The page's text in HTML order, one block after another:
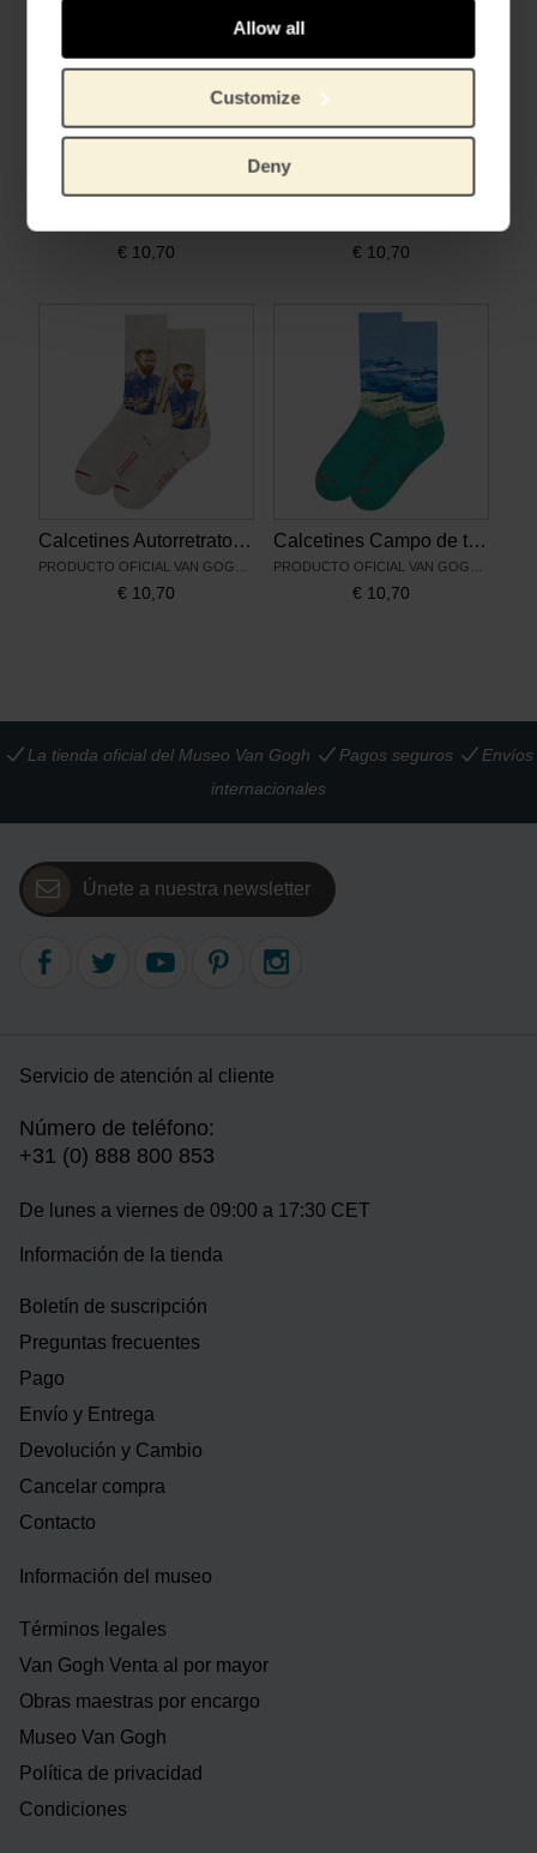
Allow all
Customize
Deny
Calcetines Los girasoles, MuseARTa x Van Gogh Museum
€ 10,70
Calcetines Lirios, MuseARTa x Van Gogh Museum
€ 10,70
Calcetines Autorretrato, MuseARTa x Van Gogh Museum
€ 10,70
Calcetines Campo de trigo bajo un cielo tormentoso, MuseARTa x Van Gogh Museum
€ 10,70
La tienda oficial del Museo Van Gogh Pagos seguros
Envíos
internacionales
Únete a nuestra newsletter
Servicio de atención al cliente
Número de teléfono:
+31 (0) 888 800 853
De lunes a viernes de 09:00 a 17:30 CET
Información de la tienda
Boletín de suscripción
Preguntas frecuentes
Pago
Envío y Entrega
Devolución y Cambio
Cancelar compra
Contacto
Información del museo
Términos legales
Van Gogh Venta al por mayor
Obras maestras por encargo
Museo Van Gogh
Política de privacidad
Condiciones